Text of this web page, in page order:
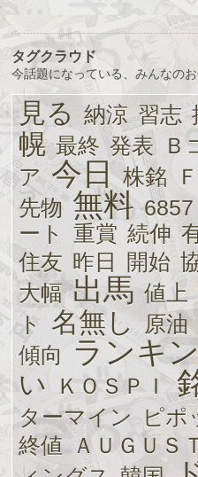
ナ
［ブ
ロ
グ
ラ
ン
キ
ン
グ］-
株
FX
競
馬
パ
タグクラウド
今話題になっている、みんなの
見る 納涼 習志
幌 最終 発表
Ｂ
ア 今日 株銘
先物 無料 6857
ート
重賞 続伸
住友 昨日 開始
大幅 出馬 値上
ト 名無し 原油
傾向 ランキ
い ＫＯＳＰＩ
ターマイン
ピポ
終値
ＡＵＧＵＳ